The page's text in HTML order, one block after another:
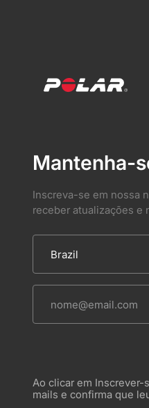
Mantenha-
Inscreva-se em nossa
receber atualizações e
Ao clicar em
mails e confirma que